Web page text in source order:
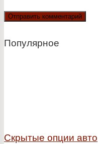
Популярное
Скрытые опции